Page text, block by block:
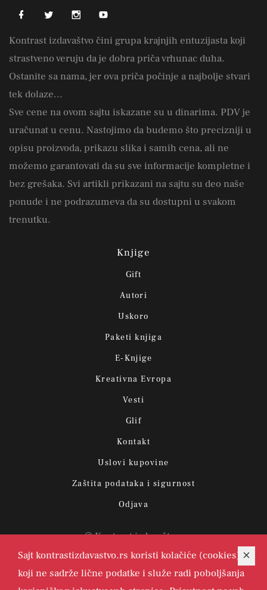
Sajt kontrastizdavastvo.rs koristi kolačiće (cookies)
koji ne sadrže lične podatke i služe radi poboljšanja
Kontrast izdavaštvo čini grupa krajnjih entuzijasta koji
strastveno veruju da je dobra priča vrhunac duha.
Ostanite sa nama, jer ova priča počinje a najbolje stvari
tek dolaze...
Sve cene na ovom sajtu iskazane su u dinarima. PDV je
uračunat u cenu. Nastojimo da budemo što precizniji u
opisu proizvoda, prikazu slika i samih cena, ali ne
možemo garantovati da su sve informacije kompletne i
bez grešaka. Svi artikli prikazani na sajtu su deo naše
ponude i ne podrazumeva da su dostupni u svakom
trenutku.
Knjige
Gift
Autori
Uskoro
Paketi knjiga
E-Knjige
Kreativna Evropa
Vesti
Glif
Kontakt
Uslovi kupovine
Zaštita podataka i sigurnost
Odjava
© Kontrast izdavaštvo.